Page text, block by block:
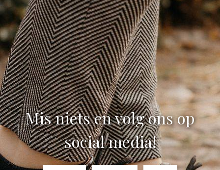
Mis niets en volg ons op
social media!